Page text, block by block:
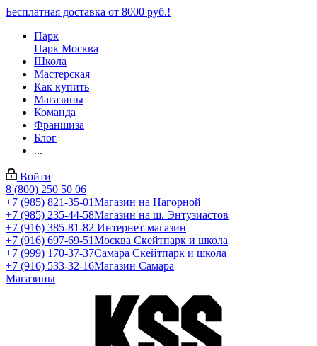
Бесплатная доставка от 8000 руб.!
Парк
Парк Москва
Школа
Мастерская
Как купить
Магазины
Команда
Франшиза
Блог
...
Войти
8 (800) 250 50 06
+7 (985) 821-35-01Магазин на Нагорной
+7 (985) 235-44-58Магазин на ш. Энтузиастов
+7 (916) 385-81-82 Интернет-магазин
+7 (916) 697-69-51Москва Скейтпарк и школа
+7 (999) 170-37-37Самара Скейтпарк и школа
+7 (916) 533-32-16Магазин Самара
Магазины